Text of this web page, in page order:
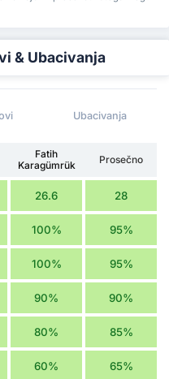
& Ubacivanja
Ubacivanja
Fatih
Karagümrük
Prosečno
26.6 28
100% 95%
100% 95%
90% 90%
80% 85%
60% 65%